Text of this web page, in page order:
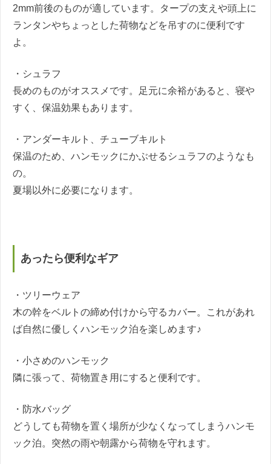
2mm前後のものが適しています。タープの支えや頭上に
ランタンやちょっとした荷物などを吊すのに便利です
よ。
・シュラフ
長めのものがオススメです。足元に余裕があると、寝や
すく、保温効果もあります。
・アンダーキルト、チューブキルト
保温のため、ハンモックにかぶせるシュラフのようなも
の。
夏場以外に必要になります。
あったら便利なギア
・ツリーウェア
木の幹をベルトの締め付けから守るカバー。これがあれ
ば自然に優しくハンモック泊を楽しめます♪
・小さめのハンモック
隣に張って、荷物置き用にすると便利です。
・防水バッグ
どうしても荷物を置く場所が少なくなってしまうハンモ
ック泊。突然の雨や朝露から荷物を守れます。